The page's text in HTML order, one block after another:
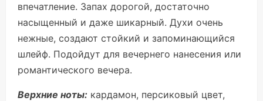
впечатление. Запах дорогой, достаточно
насыщенный и даже шикарный. Духи очень
нежные, создают стойкий и запоминающийся
шлейф. Подойдут для вечернего нанесения или
романтического вечера.
Верхние ноты: кардамон, персиковый цвет,